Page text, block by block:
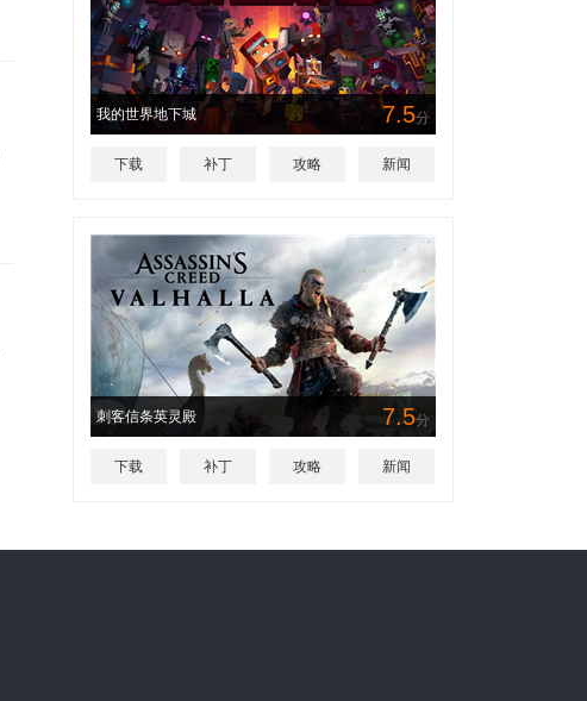
我的世界地下城 7.5分
下载 补丁 攻略 新闻
刺客信条英灵殿 7.5分
下载 补丁 攻略 新闻